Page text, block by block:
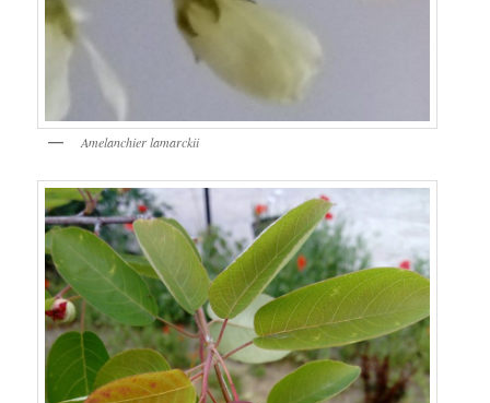
Amelanchier lamarckii